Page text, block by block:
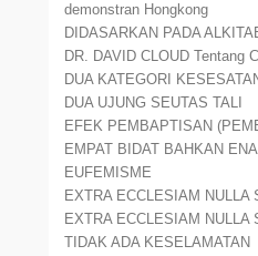
demonstran Hongkong
DIDASARKAN PADA
DR. DAVID CLOUD Tentang
DUA KATEGORI
DUA UJUNG SEUTAS TALI
EFEK PEMBAPTISAN
EMPAT BIDAT BAHKAN
EUFEMISME
EXTRA ECCLESIAM NULLA
EXTRA ECCLESIAM NULLA
TIDAK ADA KESELAMATAN